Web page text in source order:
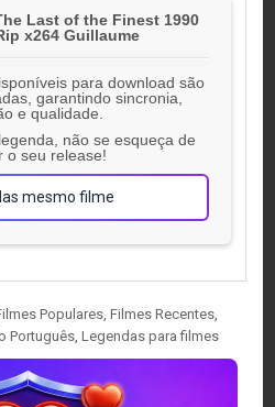
Last of the Finest 1990
x264 Guillaume
para download são
garantindo sincronia,
e qualidade.
não se esqueça de
o seu release!
mesmo filme
Populares, Filmes Recentes,
Português, Legendas para filmes